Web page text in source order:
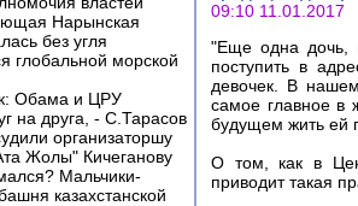
Нарынская
без угля
глобальной морской
Обама и ЦРУ
на друга, - С.Тарасов
организаторшу
Жолы" Кичеганову
Мальчики-
казахстанской
09:10 11.01.2017
"Еще одна дочь,
поступить в
девочек. В
самое главное в
будущем жить ей
О том, как в
приводит такая